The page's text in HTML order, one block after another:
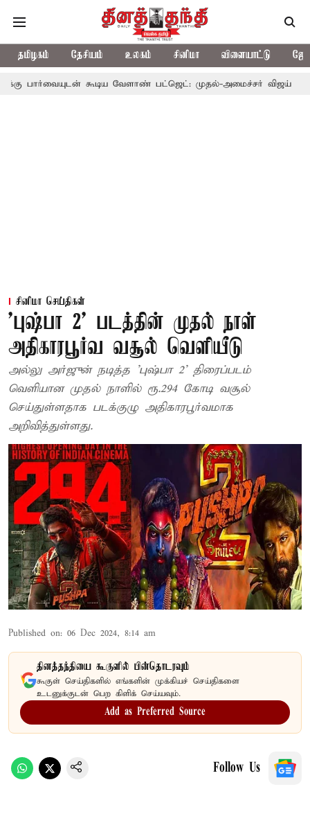
தமிழகம் தேசியம் உலகம் சினிமா விளையாட்டு
கூடிய வேளாண் பட்ஜெட்: முதல்-அமைச்சர் விஜய் தமிழக
சினிமா செய்திகள்
'புஷ்பா 2' படத்தின் முதல் நாள்
அதிகாரபூர்வ வசூல் வெளியீடு
அல்லு அர்ஜுன் நடித்த 'புஷ்பா 2' திரைப்படம்
வெளியான முதல் நாளில் ரூ.294 கோடி வசூல்
செய்துள்ளதாக படக்குழு அதிகாரபூர்வமாக
அறிவித்துள்ளது.
Published on: 06 Dec 2024, 8:14 am
தினத்தந்தியை கூகுளில் பின்தொடரவும்
கூகுள் செய்திகளில் எங்களின் முக்கியச் செய்திகளை
உடனுக்குடன் பெற கிளிக் செய்யவும்.
Add as Preferred Source
Follow Us